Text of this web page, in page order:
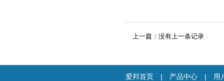
上一篇：没有上一条记录
爱邦首页 | 产品中心 | 用